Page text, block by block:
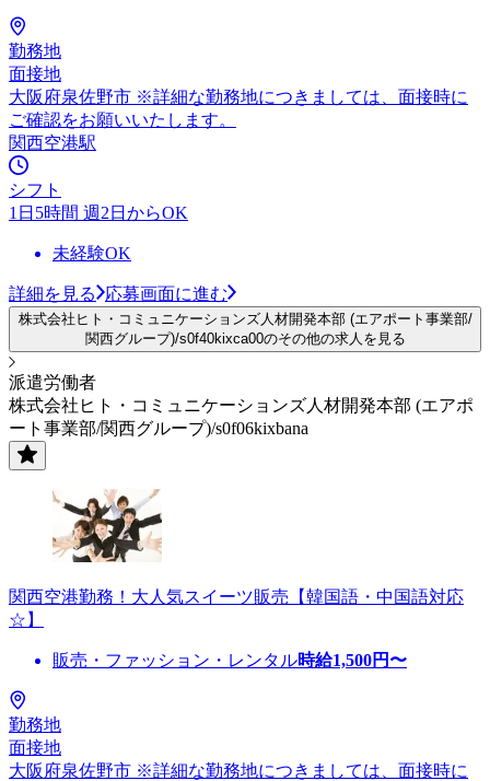
勤務地
面接地
大阪府泉佐野市 ※詳細な勤務地につきましては、面接時に
ご確認をお願いいたします。
関西空港駅
シフト
1日5時間 週2日からOK
未経験OK
詳細を見る 応募画面に進む
株式会社ヒト・コミュニケーションズ人材開発本部 (エアポート事業部/
関西グループ)/s0f40kixca00のその他の求人を見る
派遣労働者
株式会社ヒト・コミュニケーションズ人材開発本部 (エアポ
ート事業部/関西グループ)/s0f06kixbana
関西空港勤務！大人気スイーツ販売【韓国語・中国語対応
☆】
販売・ファッション・レンタル時給1,500円〜
勤務地
面接地
大阪府泉佐野市 ※詳細な勤務地につきましては、面接時に